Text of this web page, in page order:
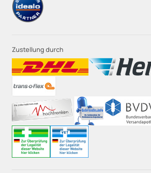
Zustellung durch